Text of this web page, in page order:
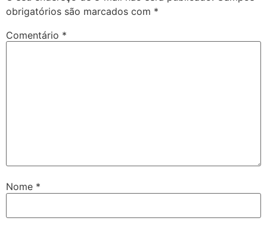
obrigatórios são marcados com *
Comentário *
Nome *